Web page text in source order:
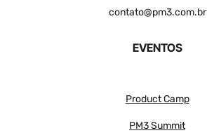
contato@pm3.com.br
EVENTOS
Product Camp
PM3 Summit